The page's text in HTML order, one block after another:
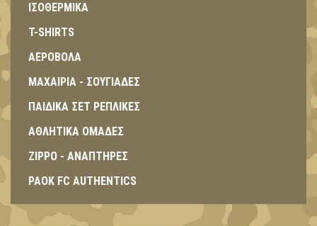
ΙΣΟΘΕΡΜΙΚΑ
T-SHIRTS
ΑΕΡΟΒΟΛΑ
ΜΑΧΑΙΡΙΑ - ΣΟΥΓΙΑΔΕΣ
ΠΑΙΔΙΚΑ ΣΕΤ ΡΕΠΛΙΚΕΣ
ΑΘΛΗΤΙΚΑ ΟΜΑΔΕΣ
ZIPPO - ΑΝΑΠΤΗΡΕΣ
PAOK FC AUTHENTICS